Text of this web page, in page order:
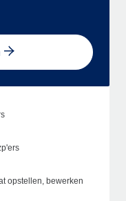
opstellen, bewerken